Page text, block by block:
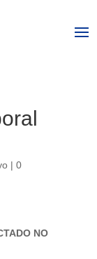
| 0
NO